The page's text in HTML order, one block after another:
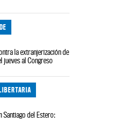
la extranjerización de
jueves al Congreso
Santiago del Estero: